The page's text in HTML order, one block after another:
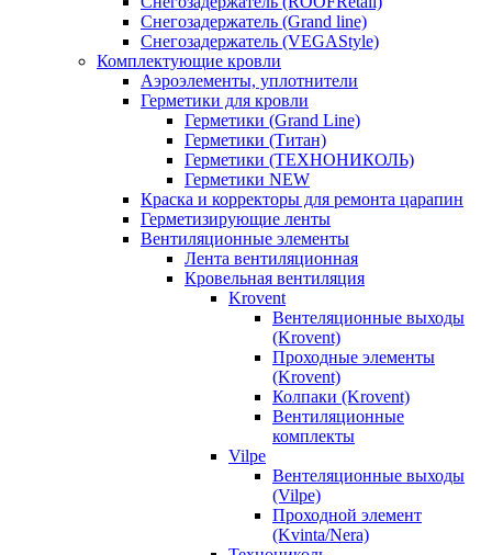
Снегозадержатель (Grand line)
Снегозадержатель (VEGAStyle)
Комплектующие кровли
Аэроэлементы, уплотнители
Герметики для кровли
Герметики (Grand Line)
Герметики (Титан)
Герметики (ТЕХНОНИКОЛЬ)
Герметики NEW
Краска и корректоры для ремонта царапин
Герметизирующие ленты
Вентиляционные элементы
Лента вентиляционная
Кровельная вентиляция
Krovent
Вентеляционные выходы
(Krovent)
Проходные элементы
(Krovent)
Колпаки (Krovent)
Вентиляционные
комплекты
Vilpe
Вентеляционные выходы
(Vilpe)
Проходной элемент
(Kvinta/Nera)